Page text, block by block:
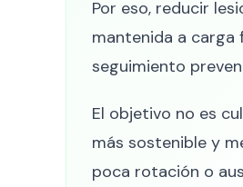
Por eso, reducir
mantenida a carga
seguimiento
El objetivo no es
más sostenible y
poca rotación o